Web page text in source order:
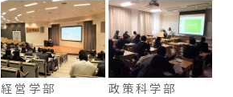
経営学部 政策科学部